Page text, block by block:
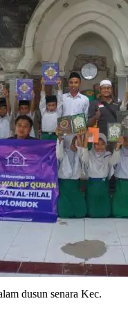
dusun senara Kec.